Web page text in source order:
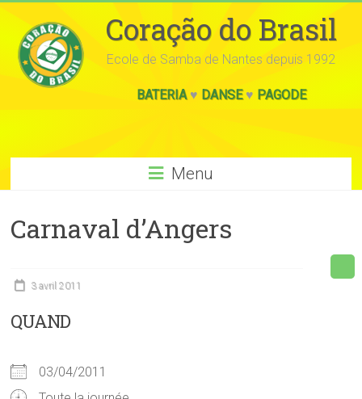
Coração do Brasil
Ecole de Samba de Nantes depuis 1992
BATERIA♥ DANSE♥ PAGODE
Menu
Carnaval d’Angers
3 avril 2011
QUAND
03/04/2011